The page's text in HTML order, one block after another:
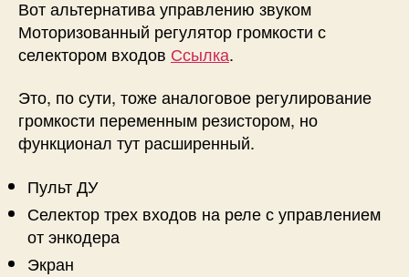
Вот альтернатива управлению звуком
Моторизованный регулятор громкости с
селектором входов Ссылка.
Это, по сути, тоже аналоговое регулирование
громкости переменным резистором, но
функционал тут расширенный.
Пульт ДУ
Селектор трех входов на реле с управлением
от энкодера
Экран